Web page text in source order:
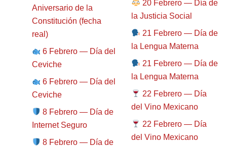
Aniversario de la
Constitución (fecha
real)
6 Febrero — Día del
Ceviche
6 Febrero — Día del
Ceviche
8 Febrero — Día de
Internet Seguro
8 Febrero — Día de
20 Febrero — Día de
la Justicia Social
21 Febrero — Día de
la Lengua Materna
21 Febrero — Día de
la Lengua Materna
22 Febrero — Día
del Vino Mexicano
22 Febrero — Día
del Vino Mexicano